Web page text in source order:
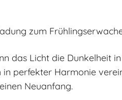
zum
das Licht die Dunkelheit
in perfekter Harmonie
Neuanfang.